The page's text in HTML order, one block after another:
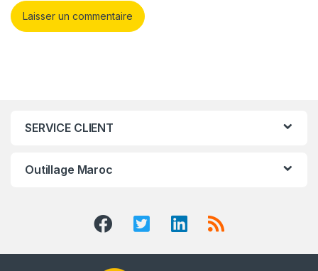
SERVICE CLIENT
Outillage Maroc